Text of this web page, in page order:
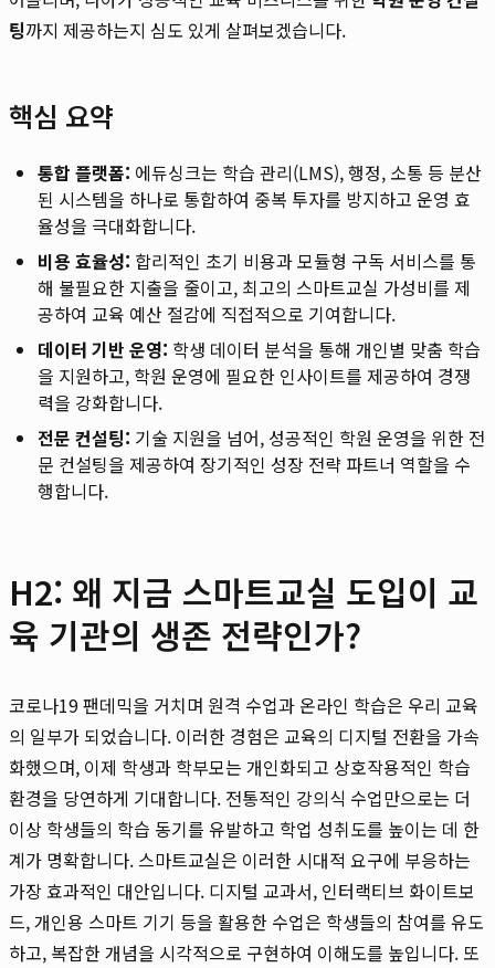
팅까지 제공하는지 심도 있게 살펴보겠습니다.
핵심 요약
통합 플랫폼: 에듀싱크는 학습 관리(LMS), 행정, 소통 등 분산
된 시스템을 하나로 통합하여 중복 투자를 방지하고 운영 효
율성을 극대화합니다.
비용 효율성: 합리적인 초기 비용과 모듈형 구독 서비스를 통
해 불필요한 지출을 줄이고, 최고의 스마트교실 가성비를 제
공하여 교육 예산 절감에 직접적으로 기여합니다.
데이터 기반 운영: 학생 데이터 분석을 통해 개인별 맞춤 학습
을 지원하고, 학원 운영에 필요한 인사이트를 제공하여 경쟁
력을 강화합니다.
전문 컨설팅: 기술 지원을 넘어, 성공적인 학원 운영을 위한 전
문 컨설팅을 제공하여 장기적인 성장 전략 파트너 역할을 수
행합니다.
H2: 왜 지금 스마트교실 도입이 교
육 기관의 생존 전략인가?
코로나19 팬데믹을 거치며 원격 수업과 온라인 학습은 우리 교육
의 일부가 되었습니다. 이러한 경험은 교육의 디지털 전환을 가속
화했으며, 이제 학생과 학부모는 개인화되고 상호작용적인 학습
환경을 당연하게 기대합니다. 전통적인 강의식 수업만으로는 더
이상 학생들의 학습 동기를 유발하고 학업 성취도를 높이는 데 한
계가 명확합니다. 스마트교실은 이러한 시대적 요구에 부응하는
가장 효과적인 대안입니다. 디지털 교과서, 인터랙티브 화이트보
드, 개인용 스마트 기기 등을 활용한 수업은 학생들의 참여를 유도
하고, 복잡한 개념을 시각적으로 구현하여 이해도를 높입니다. 또